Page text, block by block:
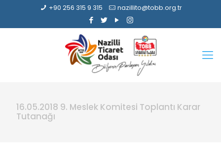
+90 256 315 9 315 nazillito@tobb.org.tr
16.05.2018 9. Meslek Komitesi Toplantı Karar
Tutanağı